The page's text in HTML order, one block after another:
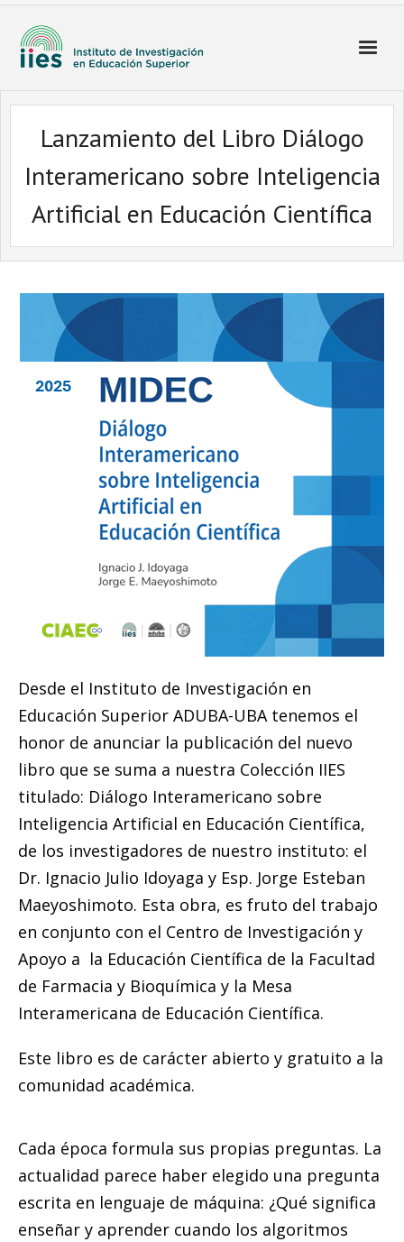
Lanzamiento del Libro Diálogo
Interamericano sobre Inteligencia
Artificial en Educación Científica
Desde el Instituto de Investigación en
Educación Superior ADUBA-UBA tenemos el
honor de anunciar la publicación del nuevo
libro que se suma a nuestra Colección IIES
titulado: Diálogo Interamericano sobre
Inteligencia Artificial en Educación Científica,
de los investigadores de nuestro instituto: el
Dr. Ignacio Julio Idoyaga y Esp. Jorge Esteban
Maeyoshimoto. Esta obra, es fruto del trabajo
en conjunto con el Centro de Investigación y
Apoyo a la Educación Científica de la Facultad
de Farmacia y Bioquímica y la Mesa
Interamericana de Educación Científica.
Este libro es de carácter abierto y gratuito a la
comunidad académica.
Cada época formula sus propias preguntas. La
actualidad parece haber elegido una pregunta
escrita en lenguaje de máquina: ¿Qué significa
enseñar y aprender cuando los algoritmos